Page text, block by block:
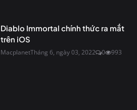
Diablo Immortal chính thức ra mắt
trên iOS
MacplanetTháng 6, ngày 03, 2022 0 993